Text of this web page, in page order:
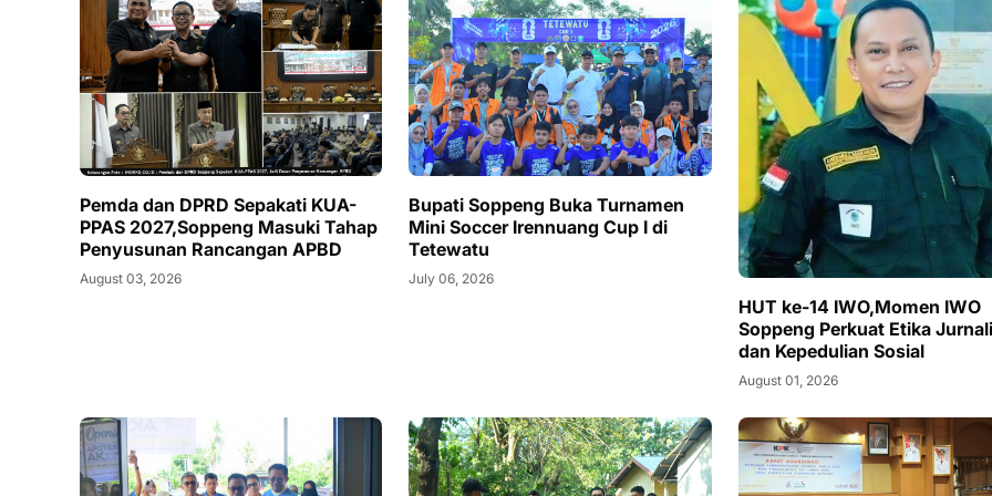
Pemda dan DPRD Sepakati KUA-
PPAS 2027,Soppeng Masuki Tahap
Penyusunan Rancangan APBD
August 03, 2026
Bupati Soppeng Buka Turnamen
Mini Soccer Irennuang Cup I di
Tetewatu
July 06, 2026
HUT ke-14 IWO,Momen IWO
Soppeng Perkuat Etika
dan Kepedulian Sosial
August 01, 2026